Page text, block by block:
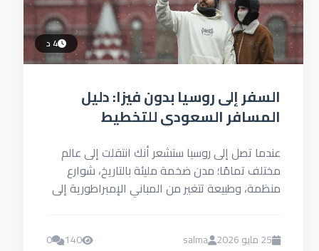
4 د
السفر إلى روسيا بدون فيزا: دليل
المسافر السعودي للتخطيط
عندما تصل إلى روسيا ستشعر أنك انتقلت إلى عالم
مختلف تمامًا؛ مدن ضخمة مليئة بالتاريخ، شوارع
منظمة، وطبيعة تتغير من المباني الإمبراطورية إلى
25 مايو 2026 salma
140
0